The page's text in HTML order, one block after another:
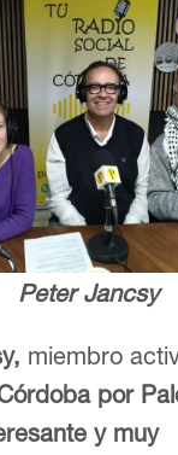
Peter Jancsy
miembro
por
y muy